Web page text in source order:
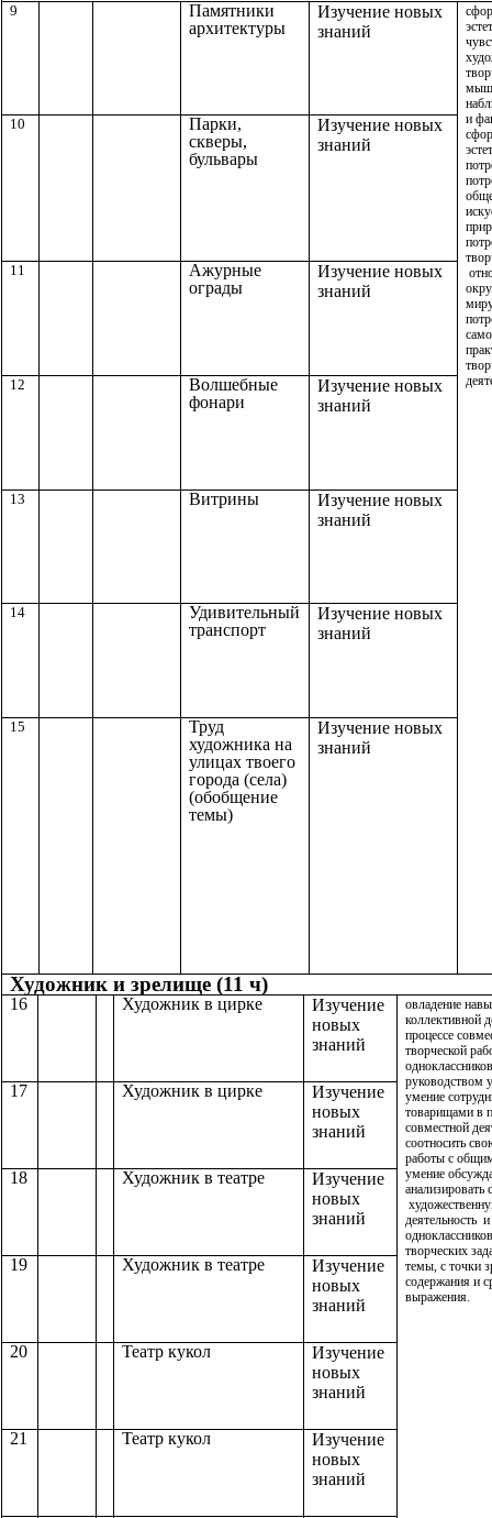
9
Памятники
архитектуры
Изучение новых
знаний
и
10
Парки,
скверы,
бульвары
Изучение новых
знаний
11
Ажурные
ограды
Изучение новых
знаний
12
Волшебные
фонари
Изучение новых
знаний
13 Витрины
Изучение новых
знаний
14
Удивительный
транспорт
Изучение новых
знаний
15
Труд
художника на
улицах твоего
города (села)
(обобщение
темы)
Изучение новых
знаний
Художник и зрелище (11 ч)
16 Художник в цирке
Изучение
новых
знаний
овладение
коллективной
процессе
творческой
руководством
умение
товарищами в
совместной
соотносить
работы с
умение
анализировать
деятельность
творческих
темы, с точки
содержания и
выражения.
17 Художник в цирке
Изучение
новых
знаний
18 Художник в театре
Изучение
новых
знаний
19 Художник в театре
Изучение
новых
знаний
20 Театр кукол
Изучение
новых
знаний
21 Театр кукол
Изучение
новых
знаний